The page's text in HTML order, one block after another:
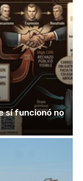
sí funcionó no